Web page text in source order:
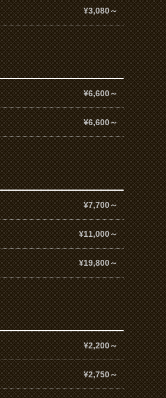
¥3,080～
¥6,600～
¥6,600～
¥7,700～
¥11,000～
¥19,800～
¥2,200～
¥2,750～